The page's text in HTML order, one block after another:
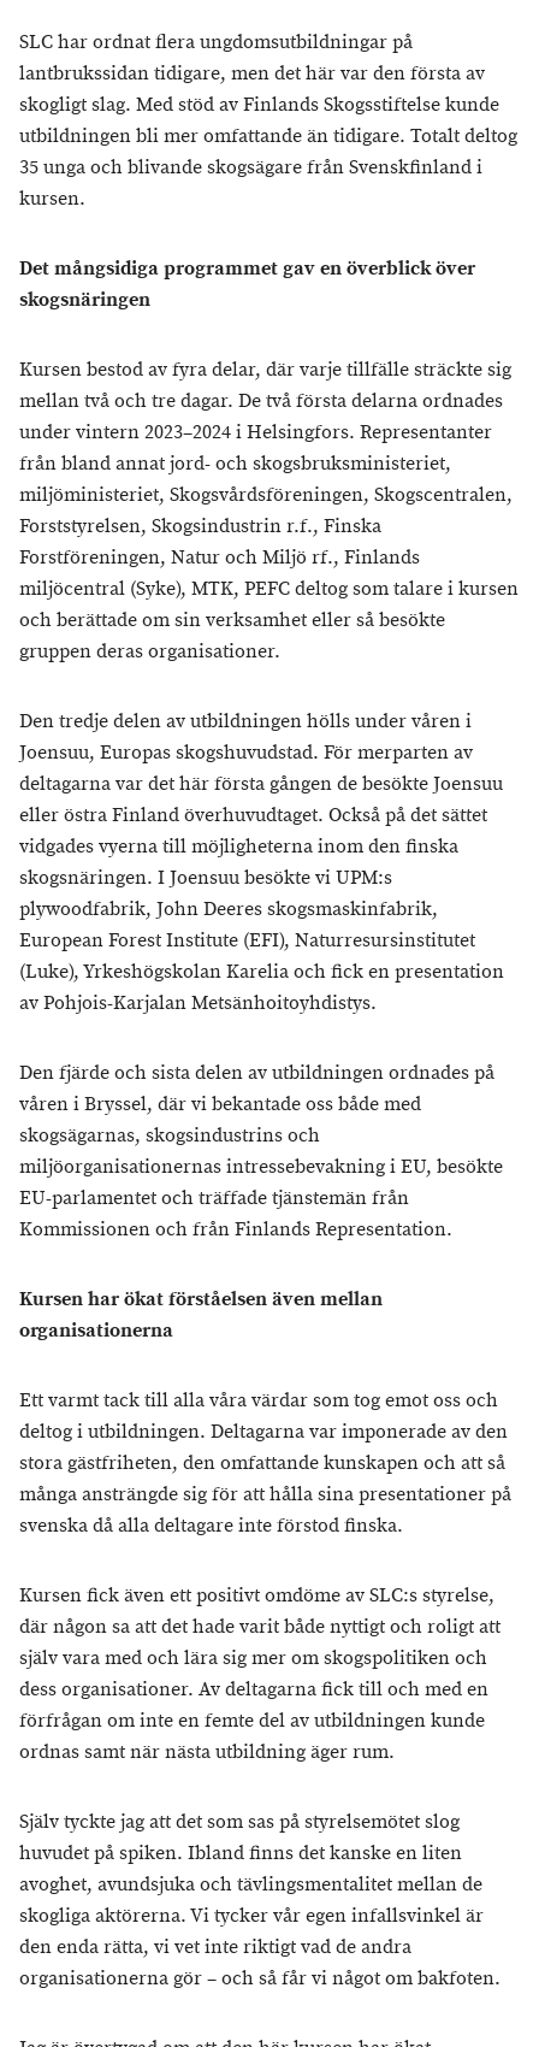
SLC har ordnat flera ungdomsutbildningar på
lantbrukssidan tidigare, men det här var den första av
skogligt slag. Med stöd av Finlands Skogsstiftelse kunde
utbildningen bli mer omfattande än tidigare. Totalt deltog
35 unga och blivande skogsägare från Svenskfinland i
kursen.
Det mångsidiga programmet gav en överblick över
skogsnäringen
Kursen bestod av fyra delar, där varje tillfälle sträckte sig
mellan två och tre dagar. De två första delarna ordnades
under vintern 2023–2024 i Helsingfors. Representanter
från bland annat jord- och skogsbruksministeriet,
miljöministeriet, Skogsvårdsföreningen, Skogscentralen,
Forststyrelsen, Skogsindustrin r.f., Finska
Forstföreningen, Natur och Miljö rf., Finlands
miljöcentral (Syke), MTK, PEFC deltog som talare i kursen
och berättade om sin verksamhet eller så besökte
gruppen deras organisationer.
Den tredje delen av utbildningen hölls under våren i
Joensuu, Europas skogshuvudstad. För merparten av
deltagarna var det här första gången de besökte Joensuu
eller östra Finland överhuvudtaget. Också på det sättet
vidgades vyerna till möjligheterna inom den finska
skogsnäringen. I Joensuu besökte vi UPM:s
plywoodfabrik, John Deeres skogsmaskinfabrik,
European Forest Institute (EFI), Naturresursinstitutet
(Luke), Yrkeshögskolan Karelia och fick en presentation
av Pohjois-Karjalan Metsänhoitoyhdistys.
Den fjärde och sista delen av utbildningen ordnades på
våren i Bryssel, där vi bekantade oss både med
skogsägarnas, skogsindustrins och
miljöorganisationernas intressebevakning i EU, besökte
EU-parlamentet och träffade tjänstemän från
Kommissionen och från Finlands Representation.
Kursen har ökat förståelsen även mellan
organisationerna
Ett varmt tack till alla våra värdar som tog emot oss och
deltog i utbildningen. Deltagarna var imponerade av den
stora gästfriheten, den omfattande kunskapen och att så
många ansträngde sig för att hålla sina presentationer på
svenska då alla deltagare inte förstod finska.
Kursen fick även ett positivt omdöme av SLC:s styrelse,
där någon sa att det hade varit både nyttigt och roligt att
själv vara med och lära sig mer om skogspolitiken och
dess organisationer. Av deltagarna fick till och med en
förfrågan om inte en femte del av utbildningen kunde
ordnas samt när nästa utbildning äger rum.
Själv tyckte jag att det som sas på styrelsemötet slog
huvudet på spiken. Ibland finns det kanske en liten
avoghet, avundsjuka och tävlingsmentalitet mellan de
skogliga aktörerna. Vi tycker vår egen infallsvinkel är
den enda rätta, vi vet inte riktigt vad de andra
organisationerna gör – och så får vi något om bakfoten.